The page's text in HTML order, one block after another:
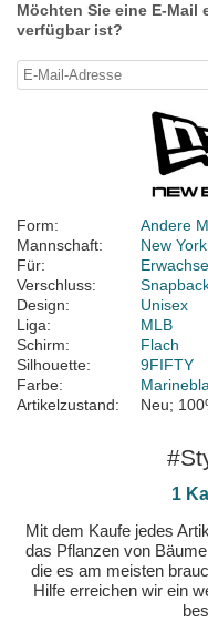
Möchten Sie eine E-Mail
verfügbar ist?
Form:
Andere
Mannschaft:
New
Für:
Verschluss:
Design:
Unisex
Liga:
MLB
Schirm:
Flach
Silhouette:
9FIFTY
Farbe:
Artikelzustand:
Neu;
1
Mit dem Kaufe jedes
das Pflanzen von
die es am meisten
Hilfe erreichen wir ein